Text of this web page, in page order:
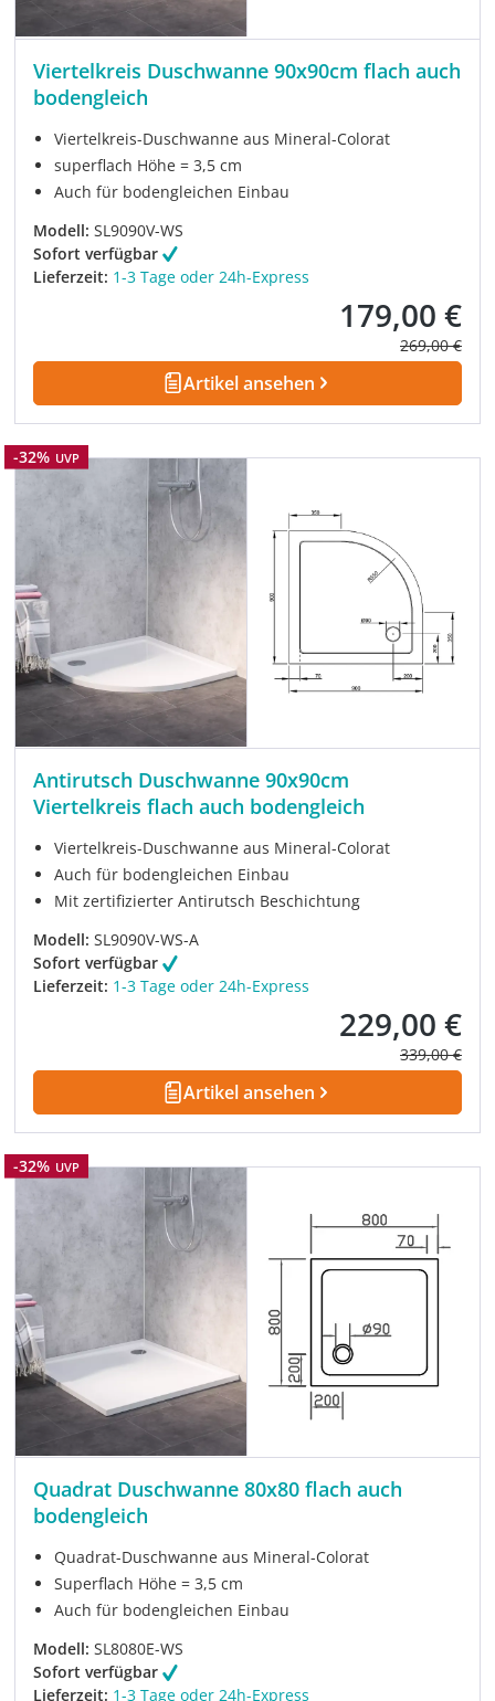
Viertelkreis Duschwanne 90x90cm flach auch
bodengleich
Viertelkreis-Duschwanne aus Mineral-Colorat
superflach Höhe = 3,5 cm
Auch für bodengleichen Einbau
Modell: SL9090V-WS
Sofort verfügbar
Lieferzeit: 1-3 Tage oder 24h-Express
Verkaufspreis:
179,00 €
Regulärer
269,00 €
Artikel ansehen
Rabatt
-32% UVP
Antirutsch Duschwanne 90x90cm
Viertelkreis flach auch bodengleich
Viertelkreis-Duschwanne aus Mineral-Colorat
Auch für bodengleichen Einbau
Mit zertifizierter Antirutsch Beschichtung
Modell: SL9090V-WS-A
Sofort verfügbar
Lieferzeit: 1-3 Tage oder 24h-Express
Verkaufspreis:
229,00 €
Regulärer
339,00 €
Artikel ansehen
Rabatt
-32% UVP
Quadrat Duschwanne 80x80 flach auch
bodengleich
Quadrat-Duschwanne aus Mineral-Colorat
Superflach Höhe = 3,5 cm
Auch für bodengleichen Einbau
Modell: SL8080E-WS
Sofort verfügbar
Lieferzeit: 1-3 Tage oder 24h-Express